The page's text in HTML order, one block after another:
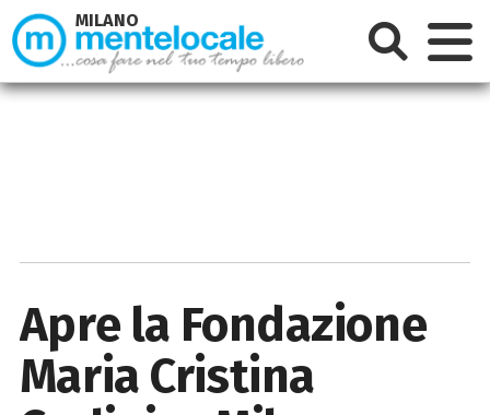
Apre la Fondazione
Maria Cristina
MILANO